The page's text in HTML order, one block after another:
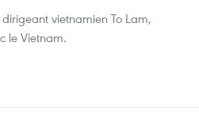
vietnamien To Lam,
le Vietnam.